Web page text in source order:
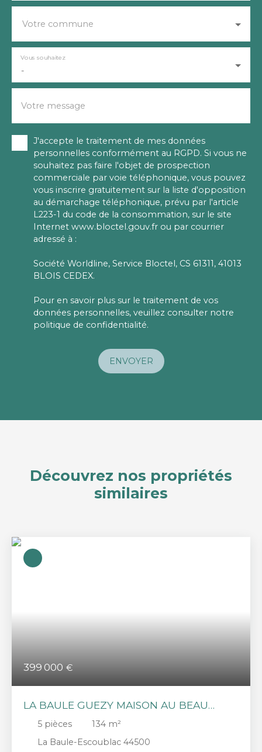
Votre commune
-
Vous souhaitez
Votre message
J'accepte le traitement de mes données
personnelles conformément au RGPD. Si vous ne
souhaitez pas faire l'objet de prospection
commerciale par voie téléphonique, vous pouvez
vous inscrire gratuitement sur la liste d'opposition
au démarchage téléphonique, prévu par l'article
L223-1 du code de la consommation, sur le site
Internet www.bloctel.gouv.fr ou par courrier
adressé à :
Société Worldline, Service Bloctel, CS 61311, 41013
BLOIS CEDEX.
Pour en savoir plus sur le traitement de vos
données personnelles, veuillez consulter notre
politique de confidentialité.
ENVOYER
Découvrez nos propriétés
similaires
399 000 €
LA BAULE GUEZY MAISON AU BEAU
POTENTIEL
5 pièces 134 m²
La Baule-Escoublac 44500